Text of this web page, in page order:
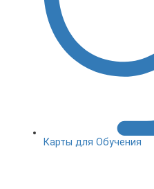
Карты для Обучения